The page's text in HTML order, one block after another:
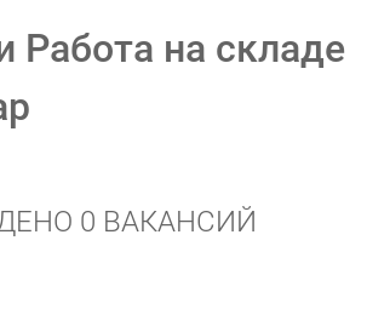
Работа на складе
0 ВАКАНСИЙ